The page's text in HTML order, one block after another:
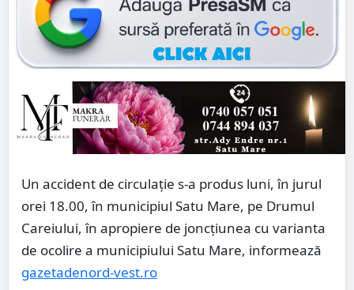
Un accident de circulație s-a produs luni, în jurul
orei 18.00, în municipiul Satu Mare, pe Drumul
Careiului, în apropiere de joncțiunea cu varianta
de ocolire a municipiului Satu Mare, informează
gazetadenord-vest.ro